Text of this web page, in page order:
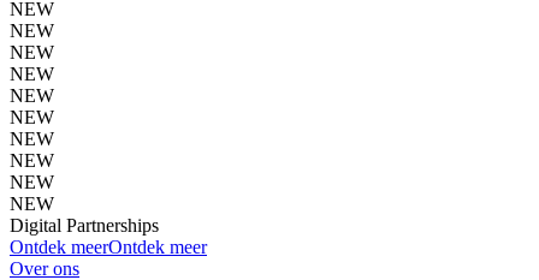
NEW
NEW
NEW
NEW
NEW
NEW
NEW
NEW
NEW
NEW
Digital Partnerships
Ontdek meerOntdek meer
Over ons